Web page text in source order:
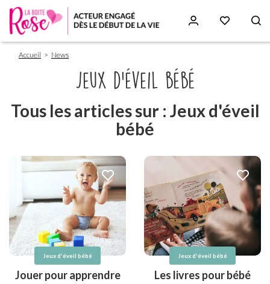
Fil
d'Ariane
Accueil News
Jeux d'éveil bébé
Tous les articles sur : Jeux d'éveil
bébé
Jeux d'éveil bébé
Jouer pour apprendre
Jeux d'éveil bébé
Les livres pour bébé